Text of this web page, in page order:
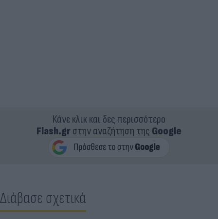
Κάνε κλικ και δες περισσότερο
Flash.grστην αναζήτηση της Google
Διάβασε σχετικά